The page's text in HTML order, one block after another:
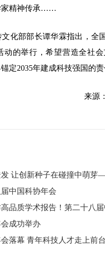
家精神传承……
化部部长谭华霖指出，全
动的举行，希望营造全社
定2035年建成科技强国的责
来源
中国科协年会
品质学术报告！第二十八
成功举办
落幕 青年科技人才走上前台